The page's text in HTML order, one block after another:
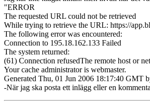
"ERROR
The requested URL could not be retrieved
While trying to retrieve the URL: https://
The following error was encountered:
Connection to 195.18.162.133 Failed
The system returned:
(61) Connection refusedThe remote host or
Your cache administrator is webmaster.
Generated Thu, 01 Jun 2006 18:17:40
-När jag ska posta ett inlägg eller en